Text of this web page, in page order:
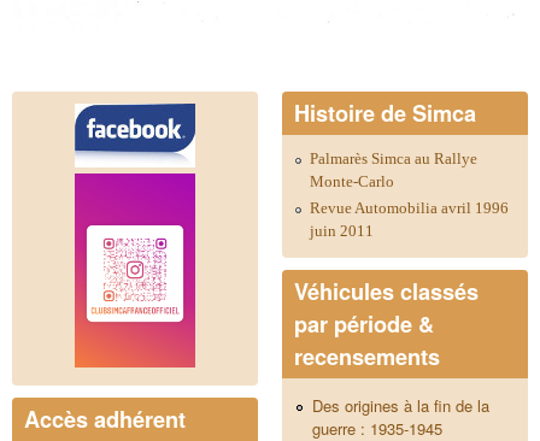
Accès adhérent
Histoire de Simca
Palmarès Simca au Rallye
Monte-Carlo
Revue Automobilia avril 1996
juin 2011
Véhicules classés
par période &
recensements
Des origines à la fin de la
guerre : 1935-1945